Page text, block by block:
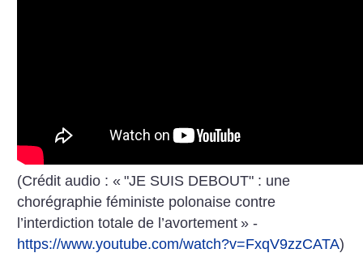
(Crédit audio : « "JE SUIS DEBOUT" : une
chorégraphie féministe polonaise contre
l’interdiction totale de l’avortement » -
https://www.youtube.com/watch?v=FxqV9zzCATA)